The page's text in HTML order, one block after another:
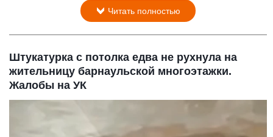
Читать полностью
Штукатурка с потолка едва не рухнула на
жительницу барнаульской многоэтажки.
Жалобы на УК